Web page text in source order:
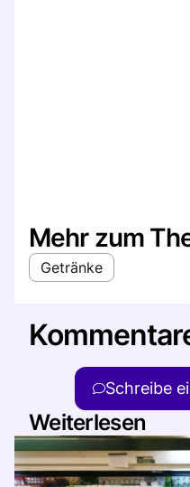
Mehr zum
Getränke
Schreibe
Weiterlesen